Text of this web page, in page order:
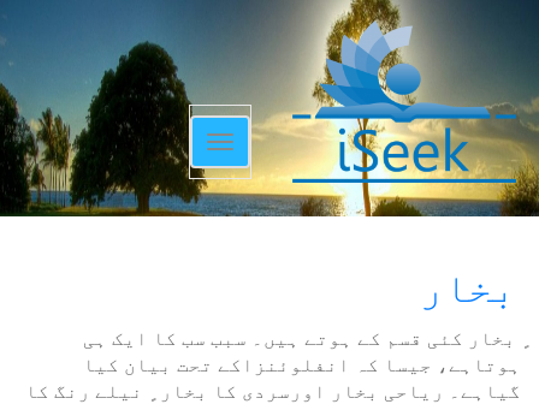
Toggle
navigation
بخار
ٍ بخار کئی قسم کے ہوتے ہیں۔ سبب سب کا ایک ہی
ہوتاہے، جیسا کہ انفلوئنزاکے تحت بیان کیا
گیاہے۔ ریاحی بخار اورسردی کا بخار ٍ نیلے رنگ کا